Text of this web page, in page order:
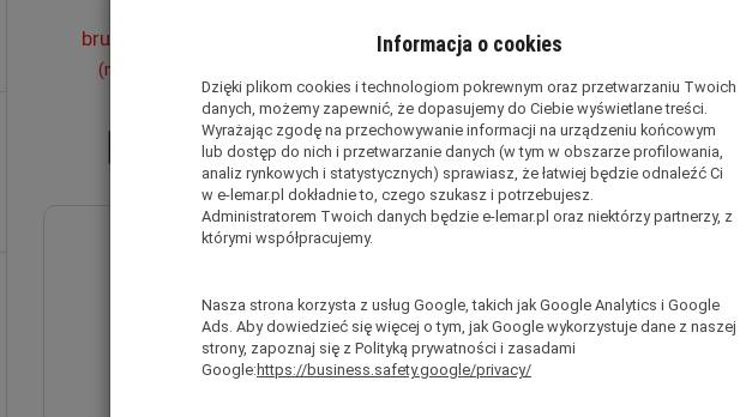
brutto:
(netto:
Do koszyka
brutto:2 119,00 zł*
Do koszyka
(netto:
Informacja o cookies
Dzięki plikom cookies i technologiom pokrewnym oraz przetwarzaniu Twoich
danych, możemy zapewnić, że dopasujemy do Ciebie wyświetlane treści.
Wyrażając zgodę na przechowywanie informacji na urządzeniu końcowym
lub dostęp do nich i przetwarzanie danych (w tym w obszarze profilowania,
analiz rynkowych i statystycznych) sprawiasz, że łatwiej będzie odnaleźć Ci
w e-lemar.pl dokładnie to, czego szukasz i potrzebujesz.
Administratorem Twoich danych będzie e-lemar.pl oraz niektórzy partnerzy, z
którymi współpracujemy.
Nasza strona korzysta z usług Google, takich jak Google Analytics i Google
Ads. Aby dowiedzieć się więcej o tym, jak Google wykorzystuje dane z naszej
strony, zapoznaj się z Polityką prywatności i zasadami
Google: https://business.safety.google/privacy/